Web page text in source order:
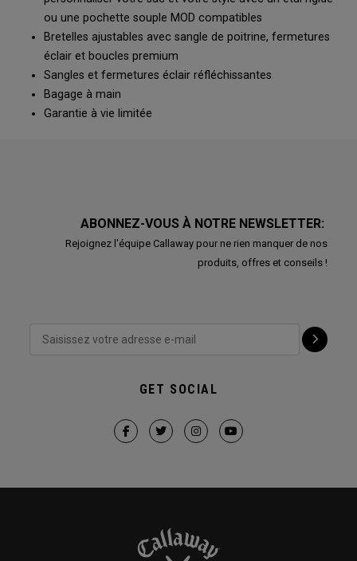
ou une pochette souple MOD compatibles
Bretelles ajustables avec sangle de poitrine, fermetures
éclair et boucles premium
Sangles et fermetures éclair réfléchissantes
Bagage à main
Garantie à vie limitée
ABONNEZ-VOUS À NOTRE NEWSLETTER:
Rejoignez l'équipe Callaway pour ne rien manquer de nos
produits, offres et conseils !
GET SOCIAL